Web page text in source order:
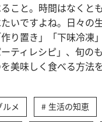
こと。時間はなくと
いですよね。日々の
作り置き」「下味冷凍
ティレシピ」、旬の
美味しく食べる方法
ルメ 生活の知恵